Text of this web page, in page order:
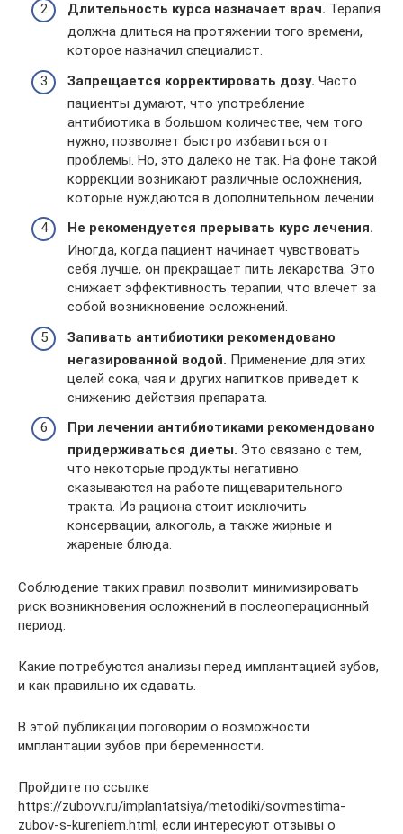
Длительность курса назначает врач. Терапия
должна длиться на протяжении того времени,
которое назначил специалист.
Запрещается корректировать дозу. Часто
пациенты думают, что употребление
антибиотика в большом количестве, чем того
нужно, позволяет быстро избавиться от
проблемы. Но, это далеко не так. На фоне такой
коррекции возникают различные осложнения,
которые нуждаются в дополнительном лечении.
Не рекомендуется прерывать курс лечения.
Иногда, когда пациент начинает чувствовать
себя лучше, он прекращает пить лекарства. Это
снижает эффективность терапии, что влечет за
собой возникновение осложнений.
Запивать антибиотики рекомендовано
негазированной водой. Применение для этих
целей сока, чая и других напитков приведет к
снижению действия препарата.
При лечении антибиотиками рекомендовано
придерживаться диеты. Это связано с тем,
что некоторые продукты негативно
сказываются на работе пищеварительного
тракта. Из рациона стоит исключить
консервации, алкоголь, а также жирные и
жареные блюда.
Соблюдение таких правил позволит минимизировать
риск возникновения осложнений в послеоперационный
период.
Какие потребуются анализы перед имплантацией зубов,
и как правильно их сдавать.
В этой публикации поговорим о возможности
имплантации зубов при беременности.
Пройдите по ссылке
https://zubovv.ru/implantatsiya/metodiki/sovmestima-
zubov-s-kureniem.html, если интересуют отзывы о